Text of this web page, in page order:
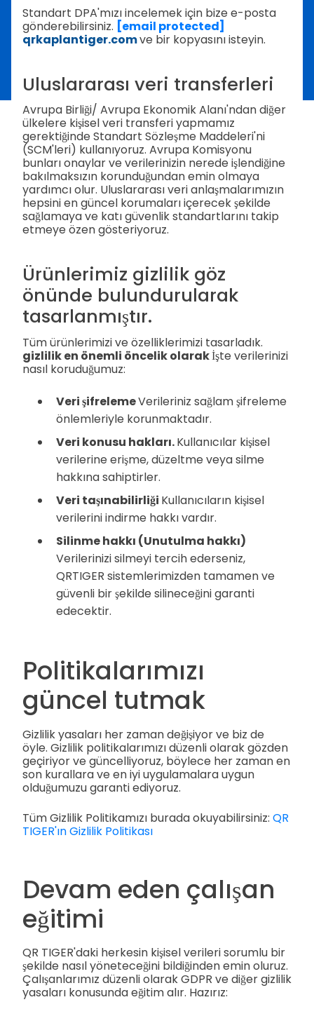
Standart DPA'mızı incelemek için bize e-posta
gönderebilirsiniz. [email protected]
qrkaplantiger.comve bir kopyasını isteyin.
Uluslararası veri transferleri
Avrupa Birliği/ Avrupa Ekonomik Alanı'ndan diğer
ülkelere kişisel veri transferi yapmamız
gerektiğinde Standart Sözleşme Maddeleri'ni
(SCM'leri) kullanıyoruz. Avrupa Komisyonu
bunları onaylar ve verilerinizin nerede işlendiğine
bakılmaksızın korunduğundan emin olmaya
yardımcı olur. Uluslararası veri anlaşmalarımızın
hepsini en güncel korumaları içerecek şekilde
sağlamaya ve katı güvenlik standartlarını takip
etmeye özen gösteriyoruz.
Ürünlerimiz gizlilik göz
önünde bulundurularak
tasarlanmıştır.
Tüm ürünlerimizi ve özelliklerimizi tasarladık.
gizlilik en önemli öncelik olarakİşte verilerinizi
nasıl koruduğumuz:
Veri şifrelemeVerileriniz sağlam şifreleme
önlemleriyle korunmaktadır.
Veri konusu hakları.Kullanıcılar kişisel
verilerine erişme, düzeltme veya silme
hakkına sahiptirler.
Veri taşınabilirliği Kullanıcıların kişisel
verilerini indirme hakkı vardır.
Silinme hakkı (Unutulma hakkı)
Verilerinizi silmeyi tercih ederseniz,
QRTIGER sistemlerimizden tamamen ve
güvenli bir şekilde silineceğini garanti
edecektir.
Politikalarımızı
güncel tutmak
Gizlilik yasaları her zaman değişiyor ve biz de
öyle. Gizlilik politikalarımızı düzenli olarak gözden
geçiriyor ve güncelliyoruz, böylece her zaman en
son kurallara ve en iyi uygulamalara uygun
olduğumuzu garanti ediyoruz.
Tüm Gizlilik Politikamızı burada okuyabilirsiniz: QR
TIGER'ın Gizlilik Politikası
Devam eden çalışan
eğitimi
QR TIGER'daki herkesin kişisel verileri sorumlu bir
şekilde nasıl yöneteceğini bildiğinden emin oluruz.
Çalışanlarımız düzenli olarak GDPR ve diğer gizlilik
yasaları konusunda eğitim alır. Hazırız: